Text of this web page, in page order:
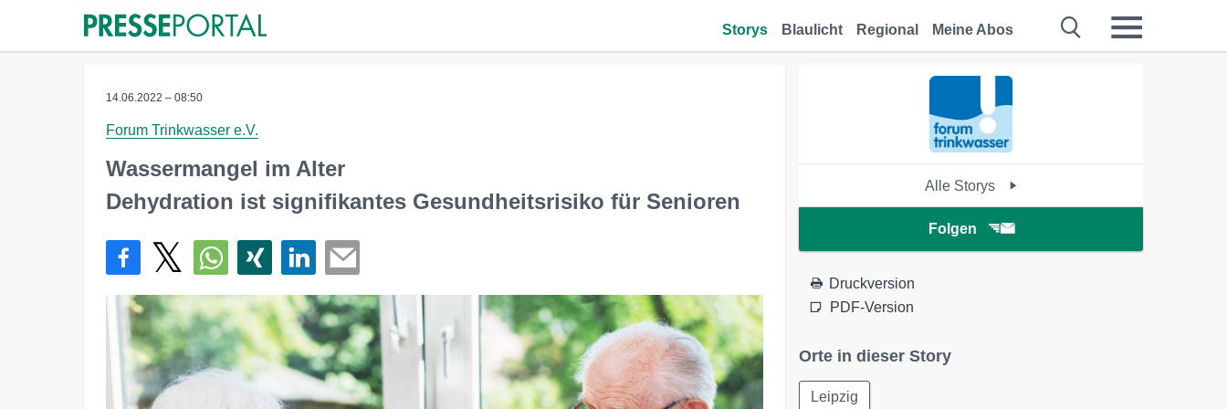
Storys Blaulicht Regional Meine Abos
14.06.2022 – 08:50
Forum Trinkwasser e.V.
Wassermangel im Alter
Dehydration ist signifikantes Gesundheitsrisiko für Senioren
Alle Storys
Folgen
Druckversion
PDF-Version
Orte in dieser Story
Leipzig